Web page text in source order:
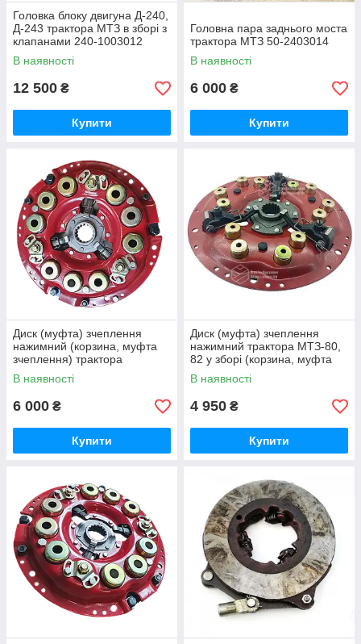
Головка блоку двигуна Д-240,
Д-243 трактора МТЗ в зборі з
клапанами 240-1003012
В наявності
12 500 ₴
Купити
Головна пара заднього моста
трактора МТЗ 50-2403014
В наявності
6 000 ₴
Купити
Диск (муфта) зчеплення
нажимний (корзина, муфта
зчеплення) трактора
МТЗ-1025, 1221, 1523, 2022
нового зразка 85-1601090
В наявності
6 000 ₴
Купити
Диск (муфта) зчеплення
нажимний трактора МТЗ-80,
82 у зборі (корзина, муфта
зчеплення) 80-1601090
В наявності
4 950 ₴
Купити